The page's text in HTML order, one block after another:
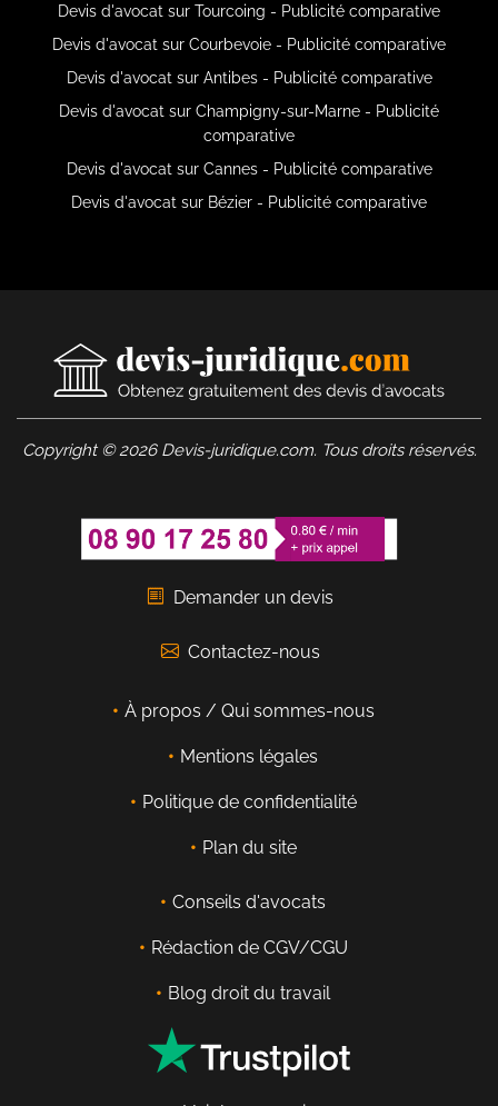
Devis d'avocat sur Tourcoing - Publicité comparative
Devis d'avocat sur Courbevoie - Publicité comparative
Devis d'avocat sur Antibes - Publicité comparative
Devis d'avocat sur Champigny-sur-Marne - Publicité
comparative
Devis d'avocat sur Cannes - Publicité comparative
Devis d'avocat sur Bézier - Publicité comparative
Copyright © 2026 Devis-juridique.com. Tous droits réservés.
Demander un devis
Contactez-nous
À propos / Qui sommes-nous
Mentions légales
Politique de confidentialité
Plan du site
Conseils d'avocats
Rédaction de CGV/CGU
Blog droit du travail